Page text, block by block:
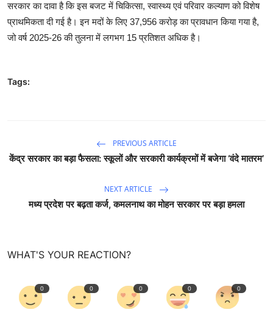
सरकार का दावा है कि इस बजट में चिकित्सा, स्वास्थ्य एवं परिवार कल्याण को विशेष
प्राथमिकता दी गई है। इन मदों के लिए 37,956 करोड़ का प्रावधान किया गया है,
जो वर्ष 2025-26 की तुलना में लगभग 15 प्रतिशत अधिक है।
Tags:
PREVIOUS ARTICLE
केंद्र सरकार का बड़ा फैसला: स्कूलों और सरकारी कार्यक्रमों में बजेगा ‘वंदे मातरम’
NEXT ARTICLE
मध्य प्रदेश पर बढ़ता कर्ज, कमलनाथ का मोहन सरकार पर बड़ा हमला
WHAT'S YOUR REACTION?
0 0 0 0 0